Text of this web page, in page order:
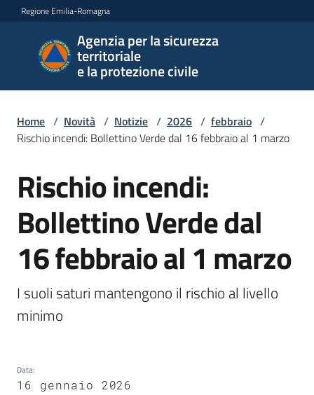
Vai al contenuto
Vai alla navigazione
Vai al footer
Regione Emilia-Romagna
Agenzia per la sicurezza
territoriale
e la protezione civile
Agenzia
per la
sicurezza
e la
protezione
Argomenti
Novità
Leggi
Atti
Home / Novità / Notizie / 2026 / febbraio /
Rischio incendi: Bollettino Verde dal 16 febbraio al 1 marzo
Salta al contenuto
Rischio incendi:
Bollettino Verde dal
16 febbraio al 1 marzo
I suoli saturi mantengono il rischio al livello
minimo
Data:
16 gennaio 2026